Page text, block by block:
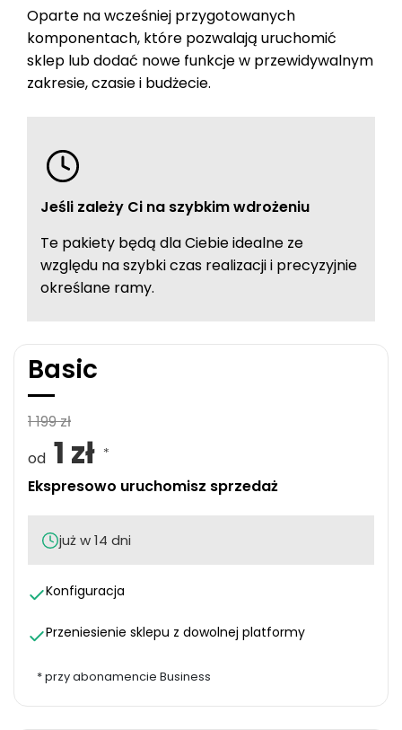
Oparte na wcześniej przygotowanych
komponentach, które pozwalają uruchomić
sklep lub dodać nowe funkcje w przewidywalnym
zakresie, czasie i budżecie.
Jeśli zależy Ci na szybkim wdrożeniu
Te pakiety będą dla Ciebie idealne ze
względu na szybki czas realizacji i precyzyjnie
określane ramy.
Basic
1 199 zł
od 1 zł *
Ekspresowo uruchomisz sprzedaż
już w 14 dni
Konfiguracja
Przeniesienie sklepu z dowolnej platformy
*przy abonamencie Business